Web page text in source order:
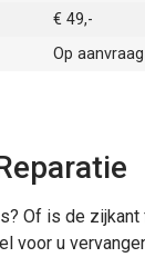
€ 49,-
Op aanvraag
Of is de zijkant
voor u